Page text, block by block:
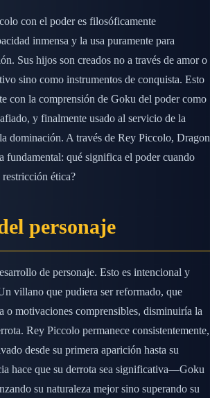
con el poder es filosóficamente
inmensa y la usa puramente para
Sus hijos son creados no a través de amor o
sino como instrumentos de conquista. Esto
con la comprensión de Goku del poder como
y finalmente usado al servicio de la
dominación. A través de Rey Piccolo, Dragon
fundamental: qué significa el poder cuando
ética?
personaje
de personaje. Esto es intencional y
villano que pudiera ser reformado, que
o motivaciones comprensibles, disminuiría la
Rey Piccolo permanece consistentemente,
desde su primera aparición hasta su
hace que su derrota sea significativa—Goku
su naturaleza mejor sino superando su